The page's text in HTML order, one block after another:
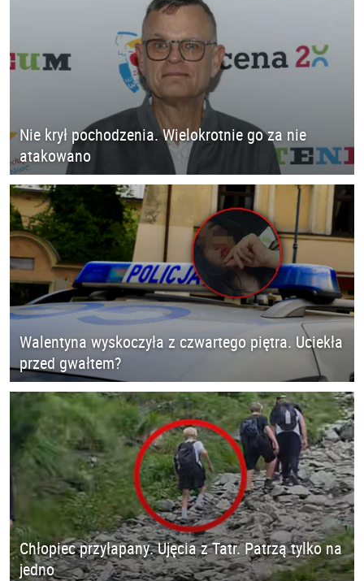
Nie krył pochodzenia. Wielokrotnie go za nie
atakowano
Walentyna wyskoczyła z czwartego piętra. Uciekła
przed gwałtem?
Chłopiec przyłapany. Ujęcia z Tatr. Patrzą tylko na
jedno